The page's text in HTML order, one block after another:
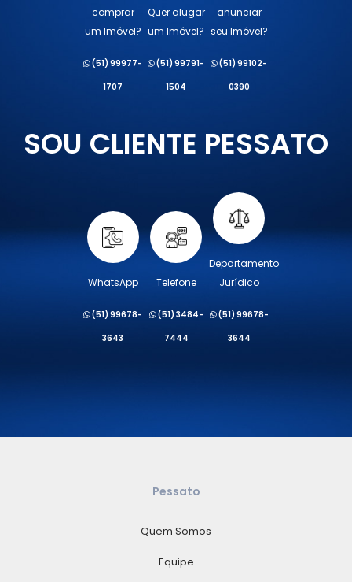
comprar
um Imóvel?
(51) 99977-
1707
Quer alugar
um Imóvel?
(51) 99791-
1504
anunciar
seu Imóvel?
(51) 99102-
0390
SOU CLIENTE PESSATO
WhatsApp
(51) 99678-
3643
Telefone
(51) 3484-
7444
Departamento
Jurídico
(51) 99678-
3644
Pessato
Quem Somos
Equipe